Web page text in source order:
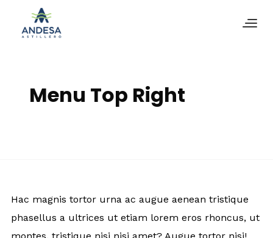
Menu Top Right
Hac magnis tortor urna ac augue aenean tristique
phasellus a ultrices ut etiam lorem eros rhoncus, ut